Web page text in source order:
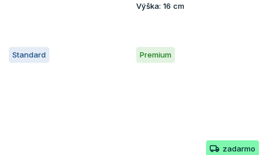
Výška: 16 cm
Standard Premium
zadarmo